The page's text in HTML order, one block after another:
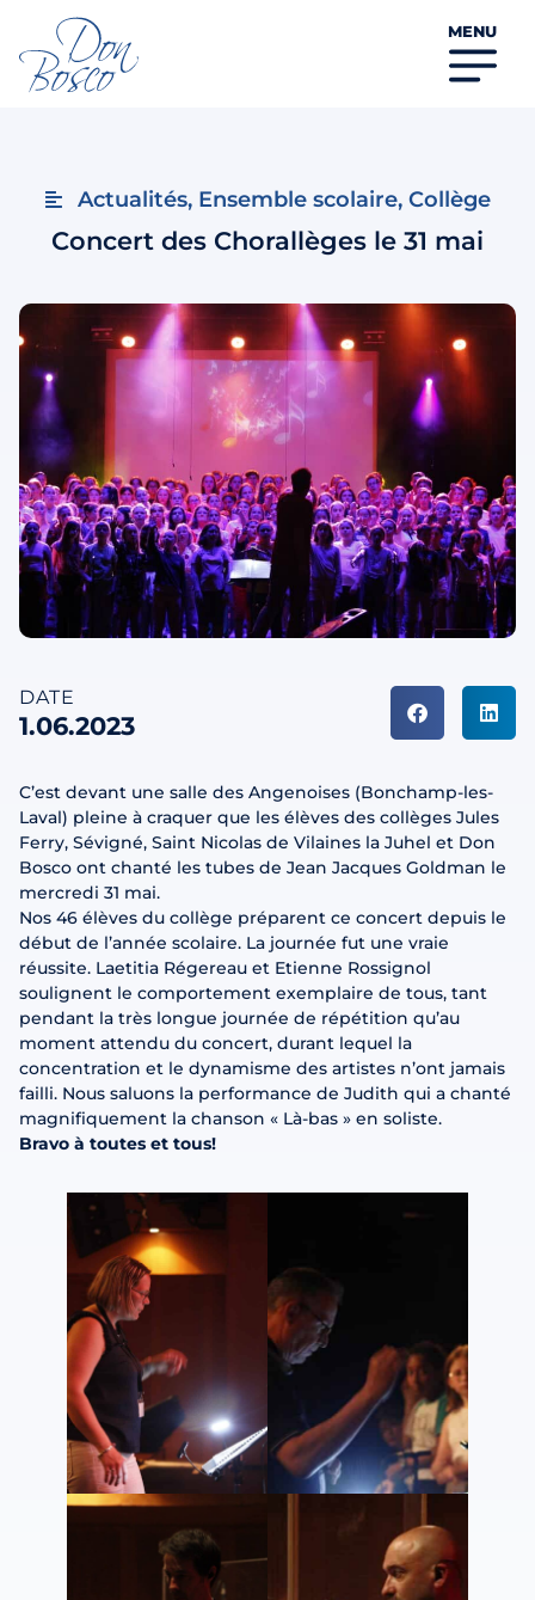
MENU
Actualités, Ensemble scolaire, Collège
Concert des Chorallèges le 31 mai
DATE
1.06.2023
C’est devant une salle des Angenoises (Bonchamp-les-
Laval) pleine à craquer que les élèves des collèges Jules
Ferry, Sévigné, Saint Nicolas de Vilaines la Juhel et Don
Bosco ont chanté les tubes de Jean Jacques Goldman le
mercredi 31 mai.
Nos 46 élèves du collège préparent ce concert depuis le
début de l’année scolaire. La journée fut une vraie
réussite. Laetitia Régereau et Etienne Rossignol
soulignent le comportement exemplaire de tous, tant
pendant la très longue journée de répétition qu’au
moment attendu du concert, durant lequel la
concentration et le dynamisme des artistes n’ont jamais
failli. Nous saluons la performance de Judith qui a chanté
magnifiquement la chanson « Là-bas » en soliste.
Bravo à toutes et tous!